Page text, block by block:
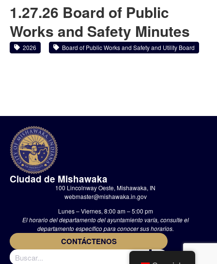
1.27.26 Board of Public
Works and Safety Minutes
2026 Board of Public Works and Safety and Utility Board
Ciudad de Mishawaka
100 Lincolnway Oeste, Mishawaka, IN
webmaster@mishawaka.in.gov
Lunes – Viernes, 8:00 am – 5:00 pm
El horario del departamento del ayuntamiento varía, consulte el
departamento específico para conocer sus horarios.
CONTÁCTENOS